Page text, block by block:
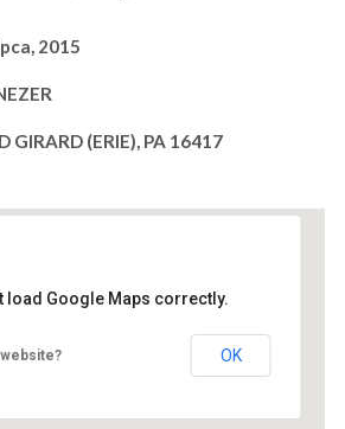
2015
GIRARD (ERIE), PA 16417
load Google Maps correctly.
OK